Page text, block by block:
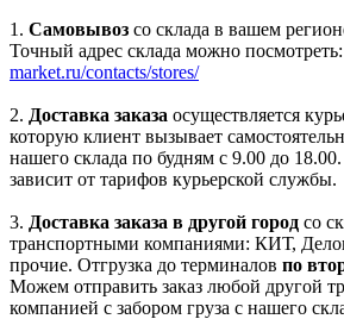
1. Самовывоз со склада в вашем
Точный адрес склада можно посмотреть:
market.ru/contacts/stores/
2. Доставка заказа осуществляется
которую клиент вызывает
нашего склада по будням с 9.00 до
зависит от тарифов курьерской службы.
3. Доставка заказа в другой город со
транспортными компаниями: КИТ,
прочие. Отгрузка до терминалов по
Можем отправить заказ любой другой
компанией с забором груза с нашего